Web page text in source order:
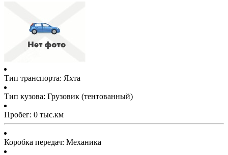
Тип транспорта: Яхта
Тип кузова: Грузовик (тентованный)
Пробег: 0 тыс.км
Коробка передач: Механика